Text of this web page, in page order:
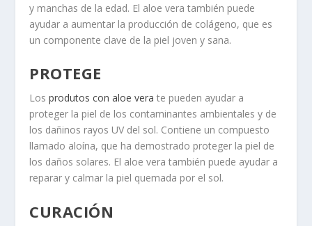
y manchas de la edad. El aloe vera también puede
ayudar a aumentar la producción de colágeno, que es
un componente clave de la piel joven y sana.
PROTEGE
Losprodutos con aloe vera te pueden ayudar a
proteger la piel de los contaminantes ambientales y de
los dañinos rayos UV del sol. Contiene un compuesto
llamado aloína, que ha demostrado proteger la piel de
los daños solares. El aloe vera también puede ayudar a
reparar y calmar la piel quemada por el sol.
CURACIÓN